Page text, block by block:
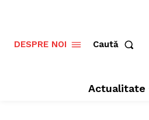
DESPRE NOI Caută
Actualitate